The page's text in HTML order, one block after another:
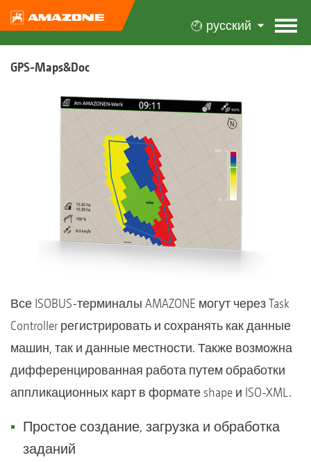
русский
GPS-Maps&Doc
Все ISOBUS-терминалы AMAZONE могут через Task
Controller регистрировать и сохранять как данные
машин, так и данные местности. Также возможна
дифференцированная работа путем обработки
аппликационных карт в формате shape и ISO-XML.
Простое создание, загрузка и обработка
заданий